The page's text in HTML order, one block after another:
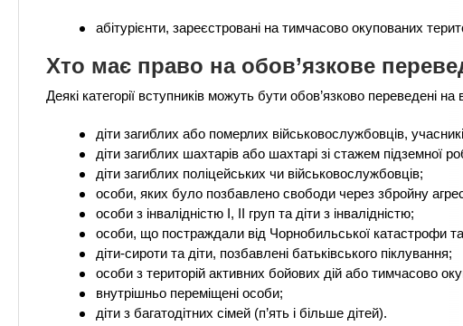
абітурієнти, зареєстровані на тимчасово окупованих
Хто має право на обов’язкове
Деякі категорії вступників можуть бути обов’язково переведені
діти загиблих або померлих військовослужбовців,
діти загиблих шахтарів або шахтарі зі стажем підземної
діти загиблих поліцейських чи військовослужбовців;
особи, яких було позбавлено свободи через збройну
особи з інвалідністю I, II груп та діти з інвалідністю;
особи, що постраждали від Чорнобильської катастрофи та
діти-сироти та діти, позбавлені батьківського піклування;
особи з територій активних бойових дій або тимчасово
внутрішньо переміщені особи;
діти з багатодітних сімей (п’ять і більше дітей).